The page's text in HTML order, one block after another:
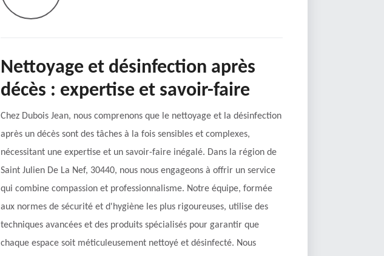
Nettoyage et désinfection après
décès : expertise et savoir-faire
Chez Dubois Jean, nous comprenons que le nettoyage et la désinfection
après un décès sont des tâches à la fois sensibles et complexes,
nécessitant une expertise et un savoir-faire inégalé. Dans la région de
Saint Julien De La Nef, 30440, nous nous engageons à offrir un service
qui combine compassion et professionnalisme. Notre équipe, formée
aux normes de sécurité et d'hygiène les plus rigoureuses, utilise des
techniques avancées et des produits spécialisés pour garantir que
chaque espace soit méticuleusement nettoyé et désinfecté. Nous